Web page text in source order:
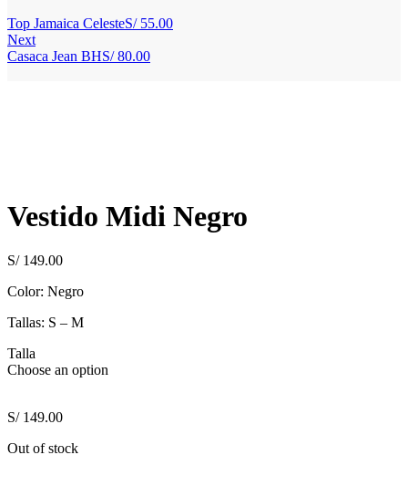
Top Jamaica CelesteS/55.00
Next
Casaca Jean BHS/80.00
Vestido Midi Negro
S/149.00
Color: Negro
Tallas: S – M
Talla
Choose an option
S/149.00
Out of stock